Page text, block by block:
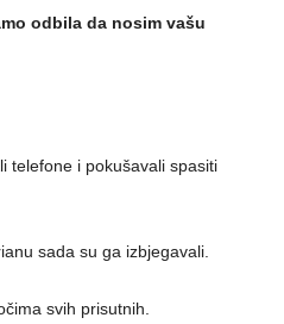
odbila da nosim vašu
telefone i pokušavali spasiti
sada su ga izbjegavali.
svih prisutnih.